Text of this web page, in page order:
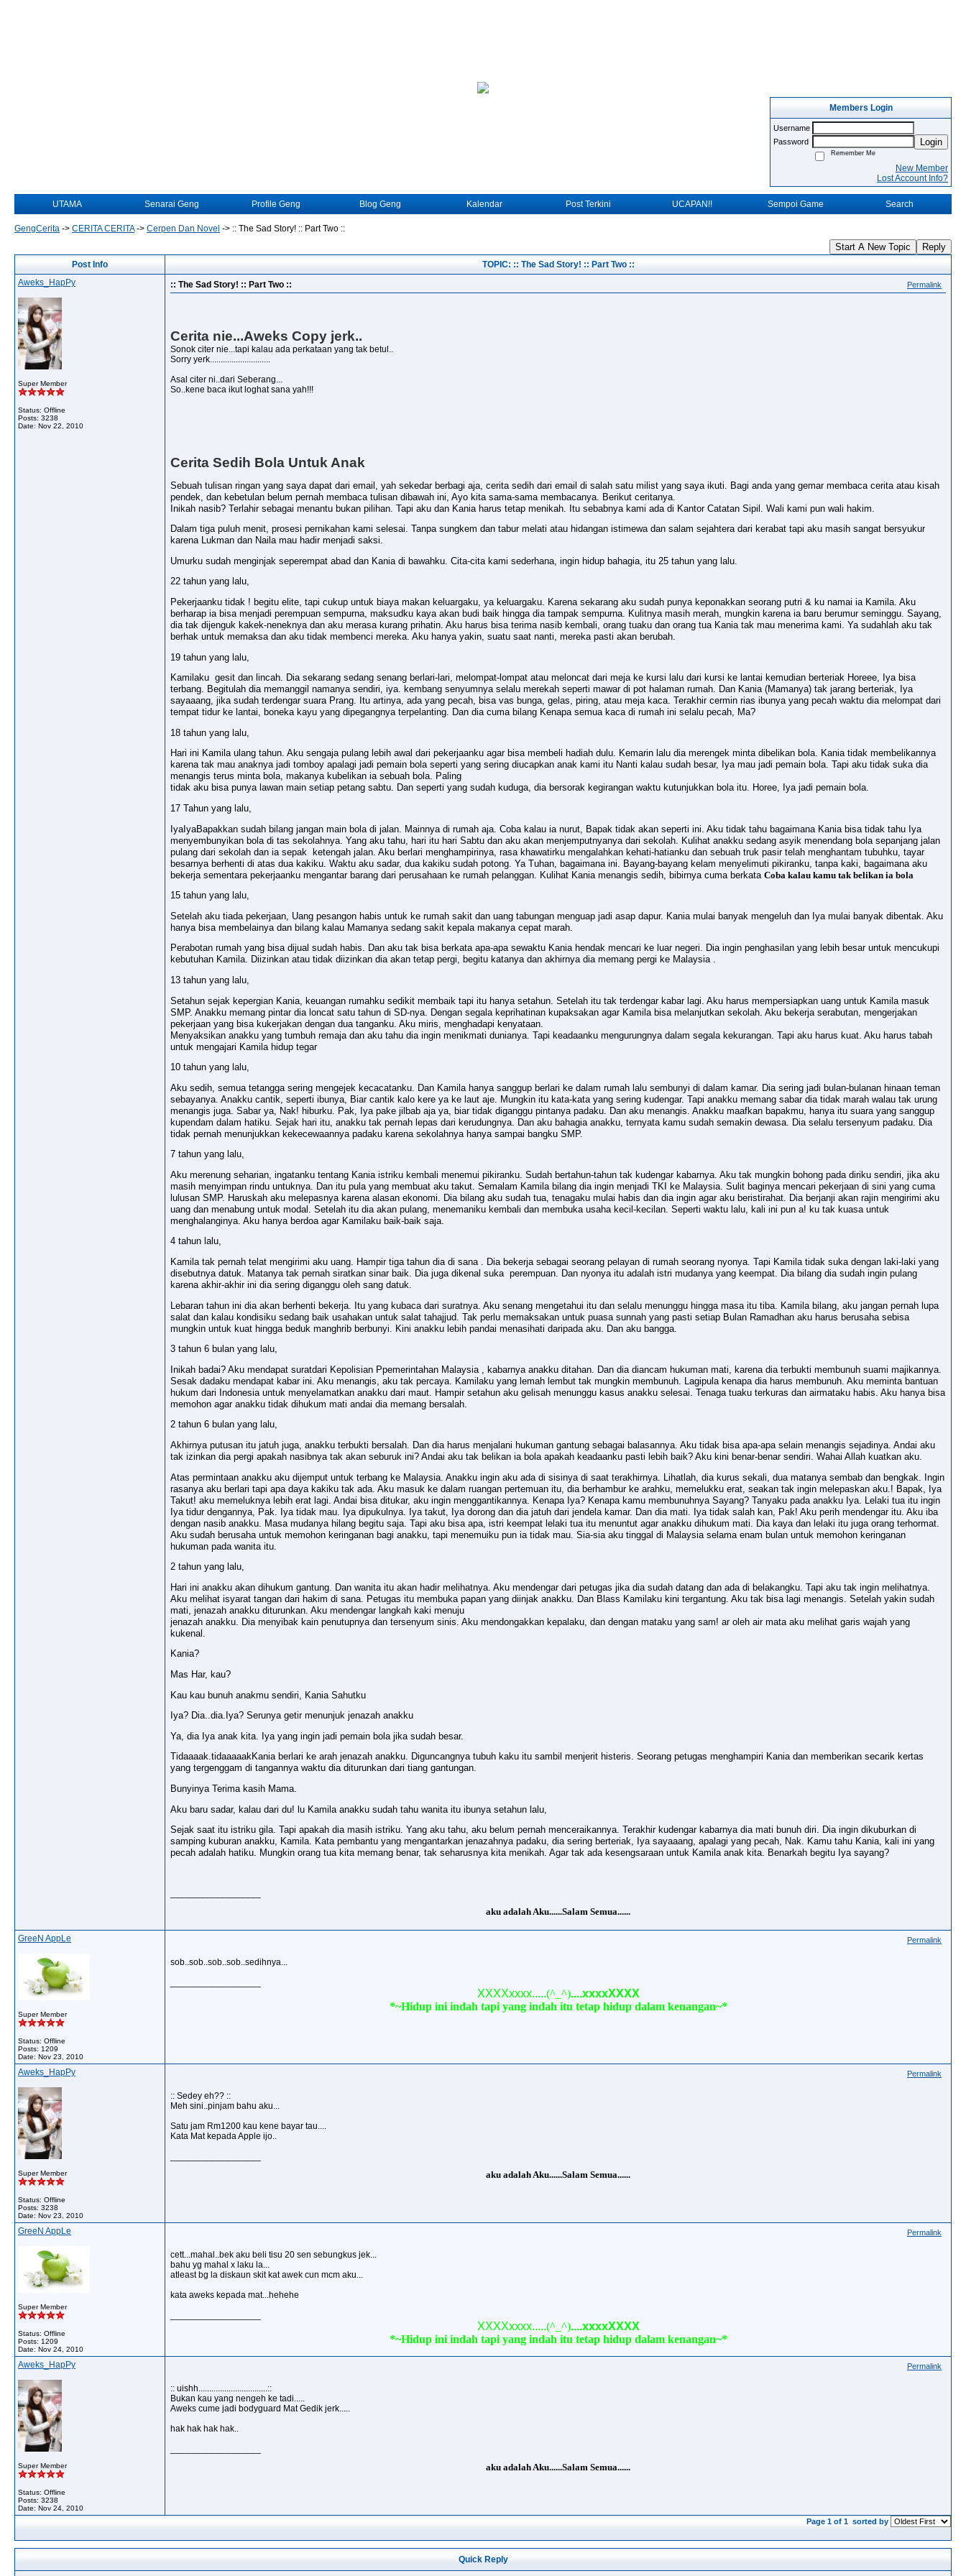
Members Login
Username
Password
Login
Remember Me
New Member
Lost Account Info?
UTAMA Senarai Geng Profile Geng Blog Geng Kalendar Post Terkini UCAPAN!! Sempoi Game Search
GengCerita -> CERITA CERITA-> Cerpen Dan Novel -> :: The Sad Story! :: Part Two ::
Start A New Topic Reply
Post Info
TOPIC: :: The Sad Story! :: Part Two ::
Aweks_HapPy
Super Member
Status: Offline
Posts: 3238
Date: Nov 22, 2010
:: The Sad Story! :: Part Two :: Permalink
Cerita nie...Aweks Copy jerk..
Sonok citer nie...tapi kalau ada perkataan yang tak betul..
Sorry yerk............................
Asal citer ni..dari Seberang...
So..kene baca ikut loghat sana yah!!!
Cerita Sedih Bola Untuk Anak
Sebuah tulisan ringan yang saya dapat dari email, yah sekedar berbagi aja, cerita sedih dari email di salah satu milist yang saya ikuti. Bagi anda yang gemar membaca cerita atau kisah
pendek, dan kebetulan belum pernah membaca tulisan dibawah ini, Ayo kita sama-sama membacanya. Berikut ceritanya.
Inikah nasib? Terlahir sebagai menantu bukan pilihan. Tapi aku dan Kania harus tetap menikah. Itu sebabnya kami ada di Kantor Catatan Sipil. Wali kami pun wali hakim.
Dalam tiga puluh menit, prosesi pernikahan kami selesai. Tanpa sungkem dan tabur melati atau hidangan istimewa dan salam sejahtera dari kerabat tapi aku masih sangat bersyukur
karena Lukman dan Naila mau hadir menjadi saksi.
Umurku sudah menginjak seperempat abad dan Kania di bawahku. Cita-cita kami sederhana, ingin hidup bahagia, itu 25 tahun yang lalu.
22 tahun yang lalu,
Pekerjaanku tidak ! begitu elite, tapi cukup untuk biaya makan keluargaku, ya keluargaku. Karena sekarang aku sudah punya keponakkan seorang putri & ku namai ia Kamila. Aku
berharap ia bisa menjadi perempuan sempurna, maksudku kaya akan budi baik hingga dia tampak sempurna. Kulitnya masih merah, mungkin karena ia baru berumur seminggu. Sayang,
dia tak dijenguk kakek-neneknya dan aku merasa kurang prihatin. Aku harus bisa terima nasib kembali, orang tuaku dan orang tua Kania tak mau menerima kami. Ya sudahlah aku tak
berhak untuk memaksa dan aku tidak membenci mereka. Aku hanya yakin, suatu saat nanti, mereka pasti akan berubah.
19 tahun yang lalu,
Kamilaku gesit dan lincah. Dia sekarang sedang senang berlari-lari, melompat-lompat atau meloncat dari meja ke kursi lalu dari kursi ke lantai kemudian berteriak Horeee, Iya bisa
terbang. Begitulah dia memanggil namanya sendiri, iya. kembang senyumnya selalu merekah seperti mawar di pot halaman rumah. Dan Kania (Mamanya) tak jarang berteriak, Iya
sayaaang, jika sudah terdengar suara Prang. Itu artinya, ada yang pecah, bisa vas bunga, gelas, piring, atau meja kaca. Terakhir cermin rias ibunya yang pecah waktu dia melompat dari
tempat tidur ke lantai, boneka kayu yang dipegangnya terpelanting. Dan dia cuma bilang Kenapa semua kaca di rumah ini selalu pecah, Ma?
18 tahun yang lalu,
Hari ini Kamila ulang tahun. Aku sengaja pulang lebih awal dari pekerjaanku agar bisa membeli hadiah dulu. Kemarin lalu dia merengek minta dibelikan bola. Kania tidak membelikannya
karena tak mau anaknya jadi tomboy apalagi jadi pemain bola seperti yang sering diucapkan anak kami itu Nanti kalau sudah besar, Iya mau jadi pemain bola. Tapi aku tidak suka dia
menangis terus minta bola, makanya kubelikan ia sebuah bola. Paling
tidak aku bisa punya lawan main setiap petang sabtu. Dan seperti yang sudah kuduga, dia bersorak kegirangan waktu kutunjukkan bola itu. Horee, Iya jadi pemain bola.
17 Tahun yang lalu,
IyaIyaBapakkan sudah bilang jangan main bola di jalan. Mainnya di rumah aja. Coba kalau ia nurut, Bapak tidak akan seperti ini. Aku tidak tahu bagaimana Kania bisa tidak tahu Iya
menyembunyikan bola di tas sekolahnya. Yang aku tahu, hari itu hari Sabtu dan aku akan menjemputnyanya dari sekolah. Kulihat anakku sedang asyik menendang bola sepanjang jalan
pulang dari sekolah dan ia sepak ketengah jalan. Aku berlari menghampirinya, rasa khawatirku mengalahkan kehati-hatianku dan sebuah truk pasir telah menghantam tubuhku, tayar
besarnya berhenti di atas dua kakiku. Waktu aku sadar, dua kakiku sudah potong. Ya Tuhan, bagaimana ini. Bayang-bayang kelam menyelimuti pikiranku, tanpa kaki, bagaimana aku
bekerja sementara pekerjaanku mengantar barang dari perusahaan ke rumah pelanggan. Kulihat Kania menangis sedih, bibirnya cuma berkata Coba kalau kamu tak belikan ia bola
15 tahun yang lalu,
Setelah aku tiada pekerjaan, Uang pesangon habis untuk ke rumah sakit dan uang tabungan menguap jadi asap dapur. Kania mulai banyak mengeluh dan Iya mulai banyak dibentak. Aku
hanya bisa membelainya dan bilang kalau Mamanya sedang sakit kepala makanya cepat marah.
Perabotan rumah yang bisa dijual sudah habis. Dan aku tak bisa berkata apa-apa sewaktu Kania hendak mencari ke luar negeri. Dia ingin penghasilan yang lebih besar untuk mencukupi
kebutuhan Kamila. Diizinkan atau tidak diizinkan dia akan tetap pergi, begitu katanya dan akhirnya dia memang pergi ke Malaysia .
13 tahun yang lalu,
Setahun sejak kepergian Kania, keuangan rumahku sedikit membaik tapi itu hanya setahun. Setelah itu tak terdengar kabar lagi. Aku harus mempersiapkan uang untuk Kamila masuk
SMP. Anakku memang pintar dia loncat satu tahun di SD-nya. Dengan segala keprihatinan kupaksakan agar Kamila bisa melanjutkan sekolah. Aku bekerja serabutan, mengerjakan
pekerjaan yang bisa kukerjakan dengan dua tanganku. Aku miris, menghadapi kenyataan.
Menyaksikan anakku yang tumbuh remaja dan aku tahu dia ingin menikmati dunianya. Tapi keadaanku mengurungnya dalam segala kekurangan. Tapi aku harus kuat. Aku harus tabah
untuk mengajari Kamila hidup tegar
10 tahun yang lalu,
Aku sedih, semua tetangga sering mengejek kecacatanku. Dan Kamila hanya sanggup berlari ke dalam rumah lalu sembunyi di dalam kamar. Dia sering jadi bulan-bulanan hinaan teman
sebayanya. Anakku cantik, seperti ibunya, Biar cantik kalo kere ya ke laut aje. Mungkin itu kata-kata yang sering kudengar. Tapi anakku memang sabar dia tidak marah walau tak urung
menangis juga. Sabar ya, Nak! hiburku. Pak, Iya pake jilbab aja ya, biar tidak diganggu pintanya padaku. Dan aku menangis. Anakku maafkan bapakmu, hanya itu suara yang sanggup
kupendam dalam hatiku. Sejak hari itu, anakku tak pernah lepas dari kerudungnya. Dan aku bahagia anakku, ternyata kamu sudah semakin dewasa. Dia selalu tersenyum padaku. Dia
tidak pernah menunjukkan kekecewaannya padaku karena sekolahnya hanya sampai bangku SMP.
7 tahun yang lalu,
Aku merenung seharian, ingatanku tentang Kania istriku kembali menemui pikiranku. Sudah bertahun-tahun tak kudengar kabarnya. Aku tak mungkin bohong pada diriku sendiri, jika aku
masih menyimpan rindu untuknya. Dan itu pula yang membuat aku takut. Semalam Kamila bilang dia ingin menjadi TKI ke Malaysia. Sulit baginya mencari pekerjaan di sini yang cuma
lulusan SMP. Haruskah aku melepasnya karena alasan ekonomi. Dia bilang aku sudah tua, tenagaku mulai habis dan dia ingin agar aku beristirahat. Dia berjanji akan rajin mengirimi aku
uang dan menabung untuk modal. Setelah itu dia akan pulang, menemaniku kembali dan membuka usaha kecil-kecilan. Seperti waktu lalu, kali ini pun a! ku tak kuasa untuk
menghalanginya. Aku hanya berdoa agar Kamilaku baik-baik saja.
4 tahun lalu,
Kamila tak pernah telat mengirimi aku uang. Hampir tiga tahun dia di sana . Dia bekerja sebagai seorang pelayan di rumah seorang nyonya. Tapi Kamila tidak suka dengan laki-laki yang
disebutnya datuk. Matanya tak pernah siratkan sinar baik. Dia juga dikenal suka perempuan. Dan nyonya itu adalah istri mudanya yang keempat. Dia bilang dia sudah ingin pulang
karena akhir-akhir ini dia sering diganggu oleh sang datuk.
Lebaran tahun ini dia akan berhenti bekerja. Itu yang kubaca dari suratnya. Aku senang mengetahui itu dan selalu menunggu hingga masa itu tiba. Kamila bilang, aku jangan pernah lupa
salat dan kalau kondisiku sedang baik usahakan untuk salat tahajjud. Tak perlu memaksakan untuk puasa sunnah yang pasti setiap Bulan Ramadhan aku harus berusaha sebisa
mungkin untuk kuat hingga beduk manghrib berbunyi. Kini anakku lebih pandai menasihati daripada aku. Dan aku bangga.
3 tahun 6 bulan yang lalu,
Inikah badai? Aku mendapat suratdari Kepolisian Ppemerintahan Malaysia , kabarnya anakku ditahan. Dan dia diancam hukuman mati, karena dia terbukti membunuh suami majikannya.
Sesak dadaku mendapat kabar ini. Aku menangis, aku tak percaya. Kamilaku yang lemah lembut tak mungkin membunuh. Lagipula kenapa dia harus membunuh. Aku meminta bantuan
hukum dari Indonesia untuk menyelamatkan anakku dari maut. Hampir setahun aku gelisah menunggu kasus anakku selesai. Tenaga tuaku terkuras dan airmataku habis. Aku hanya bisa
memohon agar anakku tidak dihukum mati andai dia memang bersalah.
2 tahun 6 bulan yang lalu,
Akhirnya putusan itu jatuh juga, anakku terbukti bersalah. Dan dia harus menjalani hukuman gantung sebagai balasannya. Aku tidak bisa apa-apa selain menangis sejadinya. Andai aku
tak izinkan dia pergi apakah nasibnya tak akan seburuk ini? Andai aku tak belikan ia bola apakah keadaanku pasti lebih baik? Aku kini benar-benar sendiri. Wahai Allah kuatkan aku.
Atas permintaan anakku aku dijemput untuk terbang ke Malaysia. Anakku ingin aku ada di sisinya di saat terakhirnya. Lihatlah, dia kurus sekali, dua matanya sembab dan bengkak. Ingin
rasanya aku berlari tapi apa daya kakiku tak ada. Aku masuk ke dalam ruangan pertemuan itu, dia berhambur ke arahku, memelukku erat, seakan tak ingin melepaskan aku.! Bapak, Iya
Takut! aku memeluknya lebih erat lagi. Andai bisa ditukar, aku ingin menggantikannya. Kenapa Iya? Kenapa kamu membunuhnya Sayang? Tanyaku pada anakku Iya. Lelaki tua itu ingin
Iya tidur dengannya, Pak. Iya tidak mau. Iya dipukulnya. Iya takut, Iya dorong dan dia jatuh dari jendela kamar. Dan dia mati. Iya tidak salah kan, Pak! Aku perih mendengar itu. Aku iba
dengan nasib anakku. Masa mudanya hilang begitu saja. Tapi aku bisa apa, istri keempat lelaki tua itu menuntut agar anakku dihukum mati. Dia kaya dan lelaki itu juga orang terhormat.
Aku sudah berusaha untuk memohon keringanan bagi anakku, tapi menemuiku pun ia tidak mau. Sia-sia aku tinggal di Malaysia selama enam bulan untuk memohon keringanan
hukuman pada wanita itu.
2 tahun yang lalu,
Hari ini anakku akan dihukum gantung. Dan wanita itu akan hadir melihatnya. Aku mendengar dari petugas jika dia sudah datang dan ada di belakangku. Tapi aku tak ingin melihatnya.
Aku melihat isyarat tangan dari hakim di sana. Petugas itu membuka papan yang diinjak anakku. Dan Blass Kamilaku kini tergantung. Aku tak bisa lagi menangis. Setelah yakin sudah
mati, jenazah anakku diturunkan. Aku mendengar langkah kaki menuju
jenazah anakku. Dia menyibak kain penutupnya dan tersenyum sinis. Aku mendongakkan kepalaku, dan dengan mataku yang sam! ar oleh air mata aku melihat garis wajah yang
kukenal.
Kania?
Mas Har, kau?
Kau kau bunuh anakmu sendiri, Kania Sahutku
Iya? Dia..dia.Iya? Serunya getir menunjuk jenazah anakku
Ya, dia Iya anak kita. Iya yang ingin jadi pemain bola jika sudah besar.
Tidaaaak.tidaaaaakKania berlari ke arah jenazah anakku. Diguncangnya tubuh kaku itu sambil menjerit histeris. Seorang petugas menghampiri Kania dan memberikan secarik kertas
yang tergenggam di tangannya waktu dia diturunkan dari tiang gantungan.
Bunyinya Terima kasih Mama.
Aku baru sadar, kalau dari du! lu Kamila anakku sudah tahu wanita itu ibunya setahun lalu,
Sejak saat itu istriku gila. Tapi apakah dia masih istriku. Yang aku tahu, aku belum pernah menceraikannya. Terakhir kudengar kabarnya dia mati bunuh diri. Dia ingin dikuburkan di
samping kuburan anakku, Kamila. Kata pembantu yang mengantarkan jenazahnya padaku, dia sering berteriak, Iya sayaaang, apalagi yang pecah, Nak. Kamu tahu Kania, kali ini yang
pecah adalah hatiku. Mungkin orang tua kita memang benar, tak seharusnya kita menikah. Agar tak ada kesengsaraan untuk Kamila anak kita. Benarkah begitu Iya sayang?
aku adalah Aku......Salam Semua......
GreeN AppLe
Super Member
Status: Offline
Posts: 1209
Date: Nov 23, 2010
Permalink
sob..sob..sob..sob..sedihnya...
XXXXxxxx.....(^_^)....xxxxXXXX
*~Hidup ini indah tapi yang indah itu tetap hidup dalam kenangan~*
Aweks_HapPy
Super Member
Status: Offline
Posts: 3238
Date: Nov 23, 2010
Permalink
:: Sedey eh?? ::
Meh sini..pinjam bahu aku...
Satu jam Rm1200 kau kene bayar tau....
Kata Mat kepada Apple ijo..
aku adalah Aku......Salam Semua......
GreeN AppLe
Super Member
Status: Offline
Posts: 1209
Date: Nov 24, 2010
Permalink
cett...mahal..bek aku beli tisu 20 sen sebungkus jek...
bahu yg mahal x laku la...
atleast bg la diskaun skit kat awek cun mcm aku...
kata aweks kepada mat...hehehe
XXXXxxxx.....(^_^)....xxxxXXXX
*~Hidup ini indah tapi yang indah itu tetap hidup dalam kenangan~*
Aweks_HapPy
Super Member
Status: Offline
Posts: 3238
Date: Nov 24, 2010
Permalink
:: uishh................................::
Bukan kau yang nengeh ke tadi.....
Aweks cume jadi bodyguard Mat Gedik jerk.....
hak hak hak hak..
aku adalah Aku......Salam Semua......
Page 1 of 1 sorted by
Quick Reply